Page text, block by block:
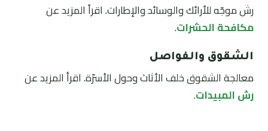
رش موجّه للأرائك والوسائد والإطارات. اقرأ المزيد عن
مكافحة الحشرات.
الشقوق والفواصل
معالجة الشقوق خلف الأثاث وحول الأسرّة. اقرأ المزيد عن
رش المبيدات.